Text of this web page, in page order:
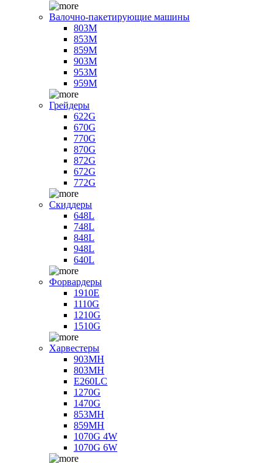
Валочно-пакетирующие машины
803M
853M
859M
903M
953M
959M
Грейдеры
622G
670G
770G
870G
872G
672G
772G
Скиддеры
648L
748L
848L
948L
640L
Форвардеры
1910E
1110G
1210G
1510G
Харвестеры
903MH
803MH
E260LC
1270G
1470G
853MH
859MH
1070G 4W
1070G 6W